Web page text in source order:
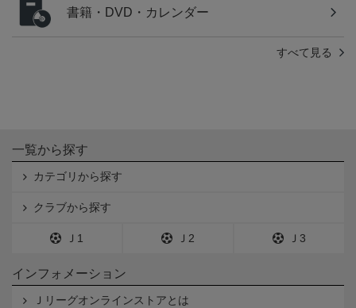
書籍・DVD・カレンダー
すべて見る
一覧から探す
カテゴリから探す
クラブから探す
Ｊ1 Ｊ2 Ｊ3
インフォメーション
Ｊリーグオンラインストアとは